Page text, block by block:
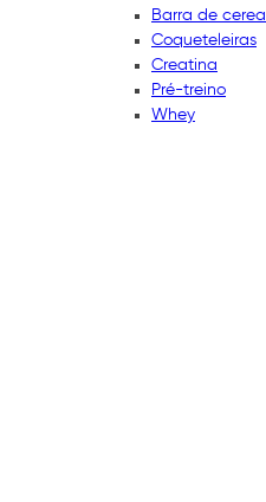
Barra de cereal
Coqueteleiras
Creatina
Pré-treino
Whey